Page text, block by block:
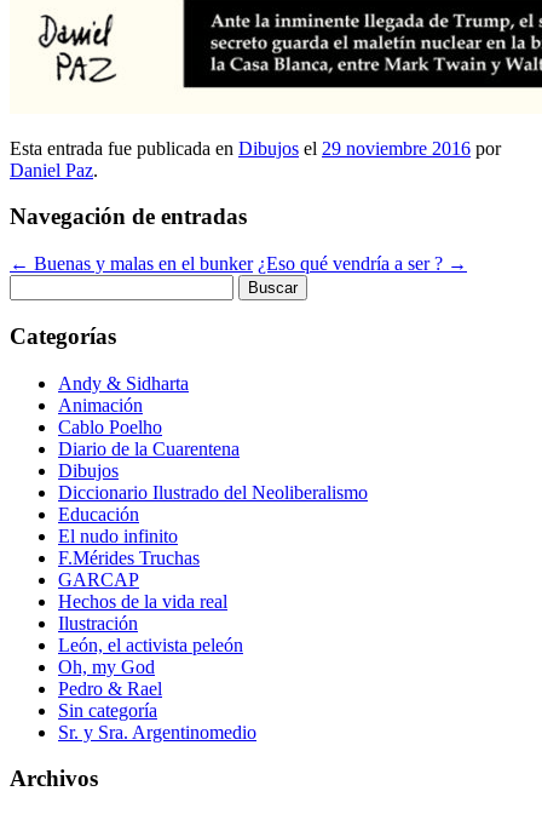
Esta entrada fue publicada en Dibujos el 29 noviembre 2016 por
Daniel Paz.
Navegación de entradas
← Buenas y malas en el bunker ¿Eso qué vendría a ser ? →
Categorías
Andy & Sidharta
Animación
Cablo Poelho
Diario de la Cuarentena
Dibujos
Diccionario Ilustrado del Neoliberalismo
Educación
El nudo infinito
F.Mérides Truchas
GARCAP
Hechos de la vida real
Ilustración
León, el activista peleón
Oh, my God
Pedro & Rael
Sin categoría
Sr. y Sra. Argentinomedio
Archivos